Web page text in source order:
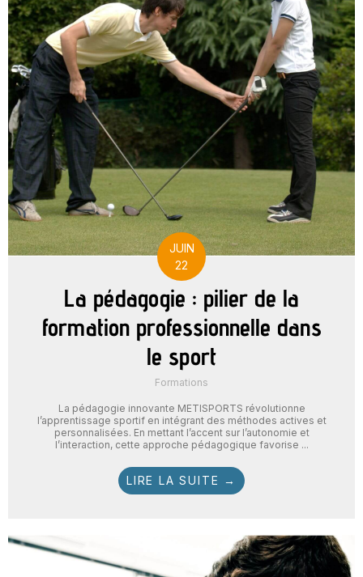
JUIN
22
La pédagogie : pilier de la
formation professionnelle dans
le sport
Formations
La pédagogie innovante METISPORTS révolutionne
l’apprentissage sportif en intégrant des méthodes actives et
personnalisées. En mettant l’accent sur l’autonomie et
l’interaction, cette approche pédagogique favorise ...
LIRE LA SUITE →